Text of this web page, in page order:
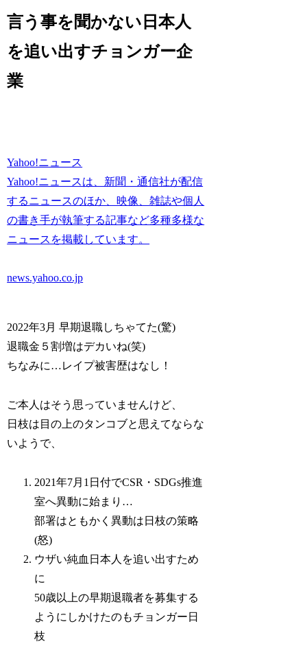
言う事を聞かない日本人
を追い出すチョンガー企
業
Yahoo!ニュース
Yahoo!ニュースは、新聞・通信社が配信
するニュースのほか、映像、雑誌や個人
の書き手が執筆する記事など多種多様な
ニュースを掲載しています。
news.yahoo.co.jp
2022年3月 早期退職しちゃてた(驚)
退職金５割増はデカいね(笑)
ちなみに…レイプ被害歴はなし！
ご本人はそう思っていませんけど、
日枝は目の上のタンコブと思えてならな
いようで、
2021年7月1日付でCSR・SDGs推進
室へ異動に始まり…
部署はともかく異動は日枝の策略
(怒)
ウザい純血日本人を追い出すため
に
50歳以上の早期退職者を募集する
ようにしかけたのもチョンガー日
枝